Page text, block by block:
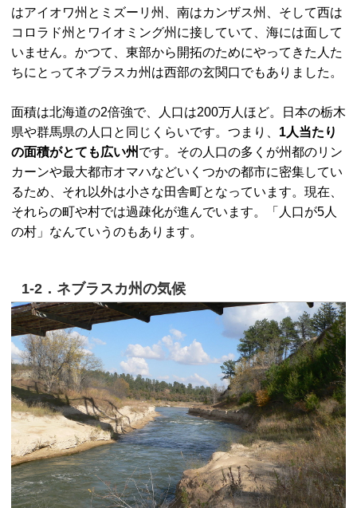
はアイオワ州とミズーリ州、南はカンザス州、そして西は
コロラド州とワイオミング州に接していて、海には面して
いません。かつて、東部から開拓のためにやってきた人た
ちにとってネブラスカ州は西部の玄関口でもありました。
面積は北海道の2倍強で、人口は200万人ほど。日本の栃木
県や群馬県の人口と同じくらいです。つまり、 1人当たり
の面積がとても広い州 です。その人口の多くが州都のリン
カーンや最大都市オマハなどいくつかの都市に密集してい
るため、それ以外は小さな田舎町となっています。現在、
それらの町や村では過疎化が進んでいます。「人口が5人
の村」なんていうのもあります。
1-2．ネブラスカ州の気候